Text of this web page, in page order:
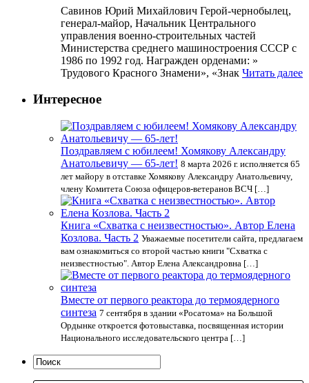
Савинов Юрий Михайлович Герой-чернобылец,
генерал-майор, Начальник Центрального
управления военно-строительных частей
Министерства среднего машиностроения СССР с
1986 по 1992 год. Награжден орденами: »
Трудового Красного Знамени», «Знак Читать далее
Интересное
Поздравляем с юбилеем! Хомякову Александру
Анатольевичу — 65-лет! 8 марта 2026 г. исполняется 65
лет майору в отставке Хомякову Александру Анатольевичу,
члену Комитета Союза офицеров-ветеранов ВСЧ […]
Книга «Схватка с неизвестностью». Автор Елена
Козлова. Часть 2 Уважаемые посетители сайта, предлагаем
вам ознакомиться со второй частью книги "Схватка с
неизвестностью". Автор Елена Александровна […]
Вместе от первого реактора до термоядерного
синтеза 7 сентября в здании «Росатома» на Большой
Ордынке откроется фотовыставка, посвященная истории
Национального исследовательского центра […]